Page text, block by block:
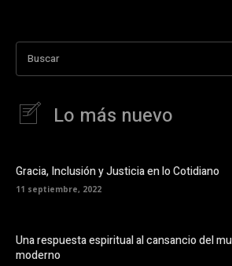
Buscar
Lo más nuevo
Gracia, Inclusión y Justicia en lo Cotidiano
11 septiembre, 2022
Una respuesta espiritual al cansancio del
moderno